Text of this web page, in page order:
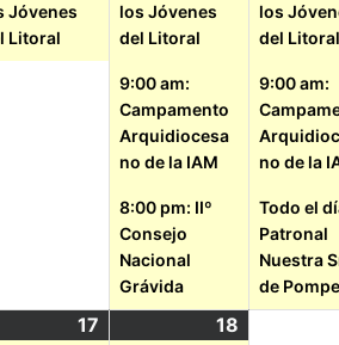
Jóvenes
Litoral
los Jóvenes
del Litoral
9:00 am:
Campamento
Arquidiocesa
no de la IAM
8:00 pm: IIº
Consejo
Nacional
Grávida
los
del Litoral
9:00 am:
no de la
Todo el
Patronal
Nuestra
de
17 18